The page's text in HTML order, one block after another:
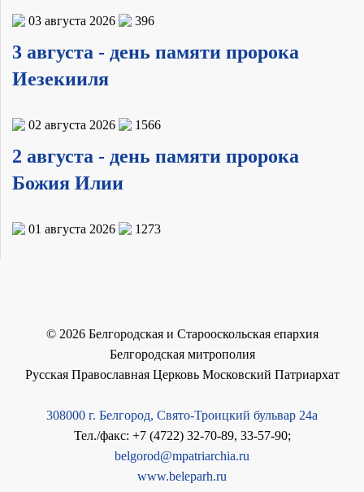
03 августа 2026 396
3 августа - день памяти пророка
Иезекииля
02 августа 2026 1566
2 августа - день памяти пророка
Божия Илии
01 августа 2026 1273
© 2026Белгородская и Старооскольская епархия
Белгородская митрополия
Русская Православная Церковь Московский Патриархат
308000 г. Белгород, Свято-Троицкий бульвар 24а
Тел./факс: +7 (4722) 32-70-89, 33-57-90;
belgorod@mpatriarchia.ru
www.beleparh.ru